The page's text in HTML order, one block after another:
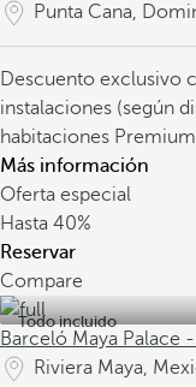
Punta Cana,
Descuento exclusivo
instalaciones (según
habitaciones
Más información
Oferta especial
Hasta 40%
Reservar
Compare
Todo incluido
Barceló Maya Palace
Riviera Maya,